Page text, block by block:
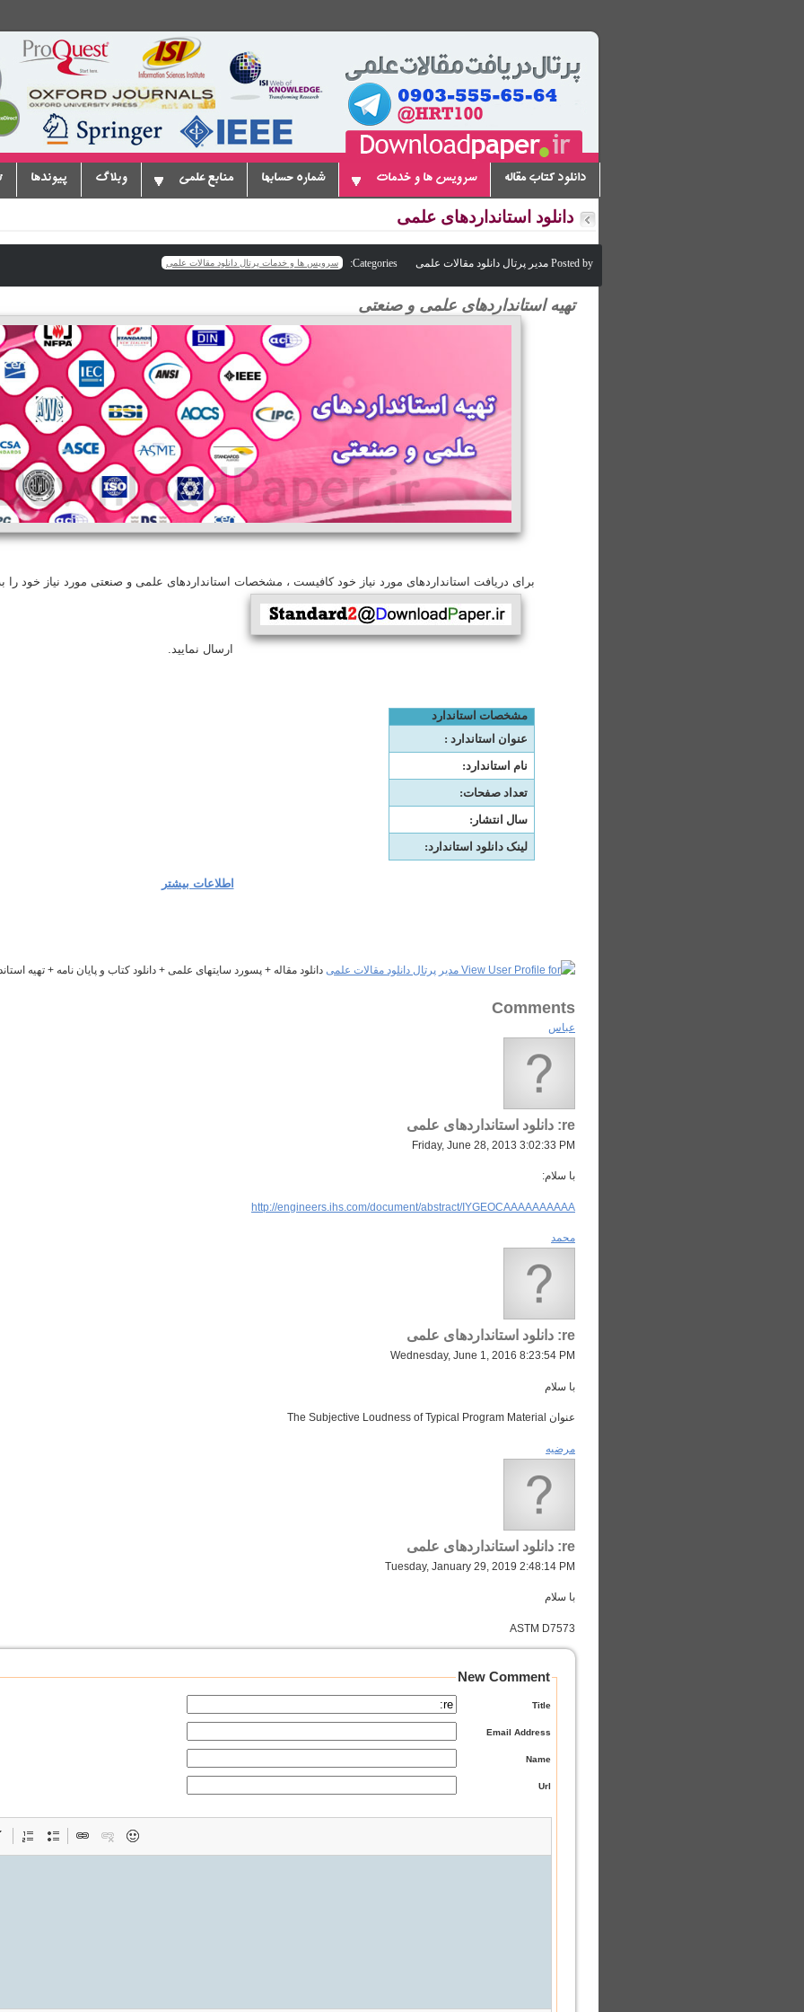
دانلود کتاب مقاله سرویس ها و خدمات شماره حسابها منابع علمی وبلاگ پیوندها
دانلود استانداردهای علمی
Posted by مدیر پرتال دانلود مقالات علمی Categories: سرویس ها و خدمات پرتال دانلود مقالات علمی
تهیه استانداردهای علمی و صنعتی
برای دریافت استانداردهای مورد نیاز خود کافیست ، مشخصات استانداردهای علمی و صنعتی مورد نیاز خود را
ارسال نمایید.
مشخصات استاندارد
عنوان استاندارد :
نام استاندارد:
تعداد صفحات:
سال انتشار :
لینک دانلود استاندارد:
اطلاعات بیشتر
دانلود مقاله + پسورد سایتهای علمی + دانلود کتاب و پایان نامه + تهیه
Comments
عباس
re: دانلود استانداردهای علمی
Friday, June 28, 2013 3:02:33 PM
با سلام:
http://engineers.ihs.com/document/abstract/IYGEOCAAAAAAAAAA
محمد
re: دانلود استانداردهای علمی
Wednesday, June 1, 2016 8:23:54 PM
با سلام
عنوان The Subjective Loudness of Typical Program Material
مرضیه
re: دانلود استانداردهای علمی
Tuesday, January 29, 2019 2:48:14 PM
با سلام
ASTM D7573
New Comment
Title
Email Address
Name
Url